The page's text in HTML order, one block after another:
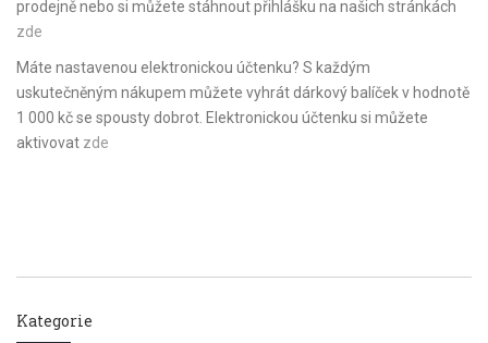
prodejně nebo si můžete stáhnout přihlášku na našich stránkách
zde
Máte nastavenou elektronickou účtenku? S každým
uskutečněným nákupem můžete vyhrát dárkový balíček v hodnotě
1 000 kč se spousty dobrot. Elektronickou účtenku si můžete
aktivovat zde
Kategorie